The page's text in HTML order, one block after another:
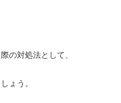
の対処法として、
ょう。